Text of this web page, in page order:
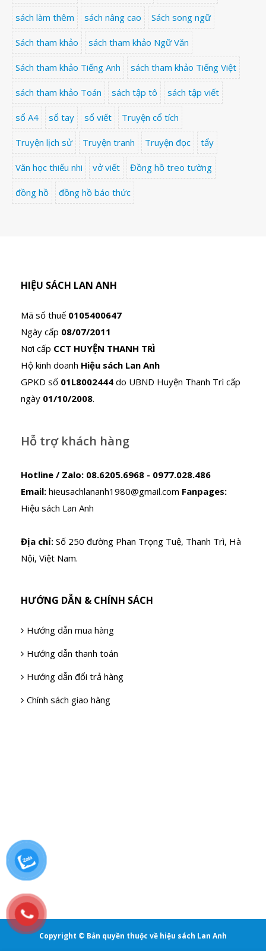
sách làm thêm sách nâng cao Sách song ngữ
Sách tham khảo sách tham khảo Ngữ Văn
Sách tham khảo Tiếng Anh sách tham khảo Tiếng Việt
sách tham khảo Toán sách tập tô sách tập viết
sổ A4 sổ tay sổ viết Truyện cổ tích
Truyện lịch sử Truyện tranh Truyện đọc tẩy
Văn học thiếu nhi vở viết Đồng hồ treo tường
đồng hồ đồng hồ báo thức
HIỆU SÁCH LAN ANH
Mã số thuế 0105400647
Ngày cấp 08/07/2011
Nơi cấp CCT HUYỆN THANH TRÌ
Hộ kinh doanh Hiệu sách Lan Anh
GPKD số 01L8002444 do UBND Huyện Thanh Trì cấp
ngày 01/10/2008.
Hỗ trợ khách hàng
Hotline / Zalo: 08.6205.6968 - 0977.028.486
Email: hieusachlananh1980@gmail.com Fanpages:
Hiệu sách Lan Anh
Địa chỉ: Số 250 đường Phan Trọng Tuệ, Thanh Trì, Hà
Nội, Việt Nam.
HƯỚNG DẪN & CHÍNH SÁCH
Hướng dẫn mua hàng
Hướng dẫn thanh toán
Hướng dẫn đổi trả hàng
Chính sách giao hàng
Copyright © Bản quyền thuộc về hiệu sách Lan Anh